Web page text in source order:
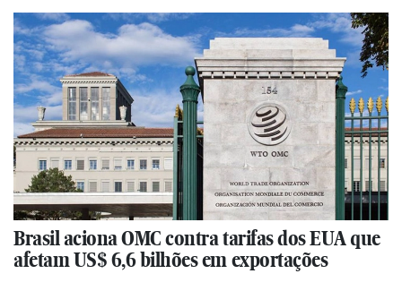
Brasil aciona OMC contra tarifas dos EUA que
afetam US$ 6,6 bilhões em exportações